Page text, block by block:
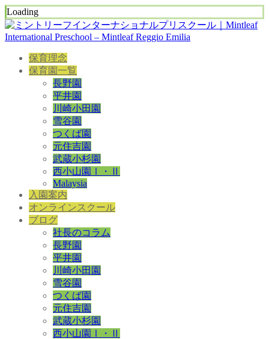
Loading
保育理念
保育園一覧
長野園
平井園
川崎小田園
雪谷園
つくば園
元住吉園
武蔵小杉園
西小山園Ⅰ・Ⅱ
Malaysia
入園案内
オンラインスクール
ブログ
社長のコラム
長野園
平井園
川崎小田園
雪谷園
つくば園
元住吉園
武蔵小杉園
西小山園Ⅰ・Ⅱ